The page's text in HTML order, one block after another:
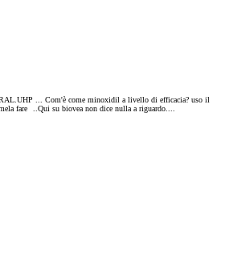
... Com'è come minoxidil a livello di efficacia? uso il
fare
..Qui su biovea non dice nulla a riguardo....